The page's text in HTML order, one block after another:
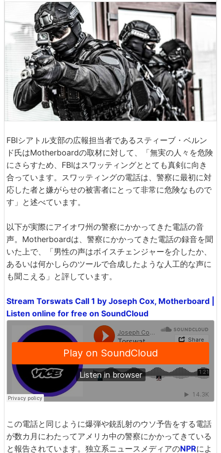
FBIシアトル支部の広報担当者であるスティーブ・ベルン
ド氏はMotherboardの取材に対して、「無実の人々を危険
にさらすため、FBIはスワッティングととても真剣に向き
合っています。スワッティングの電話は、警察に最初に対
応した者と嫌がらせの被害者にとって非常に危険なもので
す」と述べています。
以下が実際にアイオワ州の警察にかかってきた電話の音
声。Motherboardは、警察にかかってきた電話の録音を聞
いた上で、「男性の声はボイスチェンジャーを介したか、
あるいは何かしらのツールで合成したような人工的な声に
も聞こえる」と評しています。
Stream Torswats Call 1 by Joseph Cox, Motherboard |
Listen online for free on SoundCloud
この電話と同じように爆弾や銃乱射のウソ予告をする電話
が数カ月にわたってアメリカ中の警察にかかってきている
と報告されています。独立系ニュースメディアのNPRによ